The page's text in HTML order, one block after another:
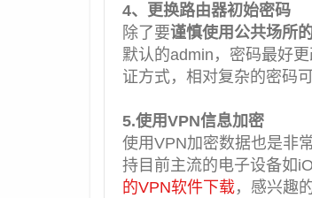
4、更换路由器初始密码
除了要谨慎使用公共场所
默认的admin，密码最好
证方式，相对复杂的密码
5.使用VPN信息加密
使用VPN加密数据也是非
持目前主流的电子设备如
的VPN软件下载，感兴趣